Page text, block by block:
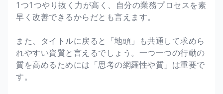
1つ1つやり抜く力が高く、自分の業務プロセスを素
早く改善できるからだとも言えます。
また、タイトルに戻ると「地頭」も共通して求めら
れやすい資質と言えるでしょう。一つ一つの行動の
質を高めるためには「思考の網羅性や質」は重要で
す。